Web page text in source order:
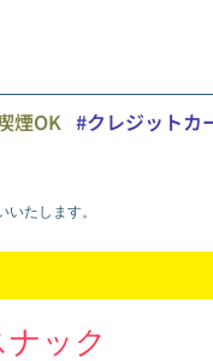
煙OK #クレジットカ
いたします。
ック